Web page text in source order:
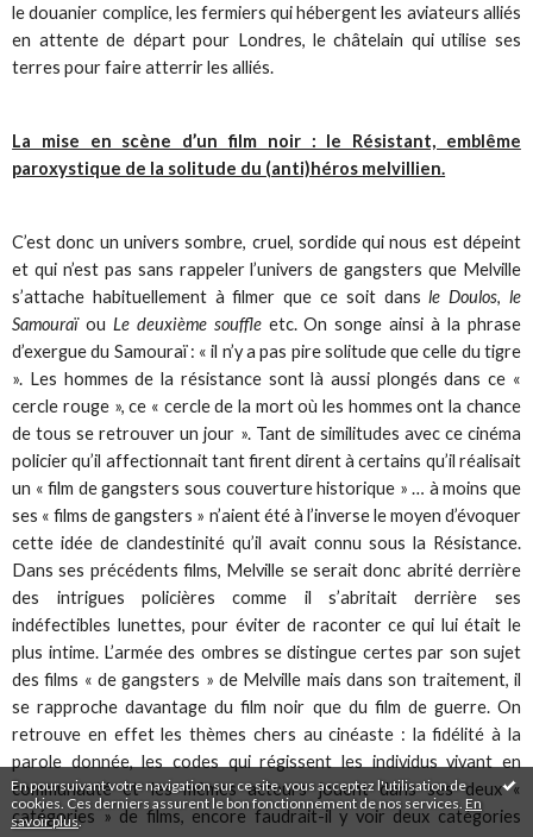
En poursuivant votre navigation sur ce site, vous acceptez l'utilisation de
cookies. Ces derniers assurent le bon fonctionnement de nos services. En
savoir plus.
le douanier complice, les fermiers qui hébergent les aviateurs alliés
en attente de départ pour Londres, le châtelain qui utilise ses
terres pour faire atterrir les alliés.
La mise en scène d’un film noir : le Résistant, emblême
paroxystique de la solitude du (anti)héros melvillien.
C’est donc un univers sombre, cruel, sordide qui nous est dépeint
et qui n’est pas sans rappeler l’univers de gangsters que Melville
s’attache habituellement à filmer que ce soit dansle Doulos, le
Samouraïou Le deuxième souffleetc. On songe ainsi à la phrase
d’exergue du Samouraï : « il n’y a pas pire solitude que celle du tigre
». Les hommes de la résistance sont là aussi plongés dans ce «
cercle rouge », ce « cercle de la mort où les hommes ont la chance
de tous se retrouver un jour ». Tant de similitudes avec ce cinéma
policier qu’il affectionnait tant firent dirent à certains qu’il réalisait
un « film de gangsters sous couverture historique » … à moins que
ses « films de gangsters » n’aient été à l’inverse le moyen d’évoquer
cette idée de clandestinité qu’il avait connu sous la Résistance.
Dans ses précédents films, Melville se serait donc abrité derrière
des intrigues policières comme il s’abritait derrière ses
indéfectibles lunettes, pour éviter de raconter ce qui lui était le
plus intime. L’armée des ombres se distingue certes par son sujet
des films « de gangsters » de Melville mais dans son traitement, il
se rapproche davantage du film noir que du film de guerre. On
retrouve en effet les thèmes chers au cinéaste : la fidélité à la
parole donnée, les codes qui régissent les individus vivant en
communauté et les mêmes acteurs jouent dans ses deux «
catégories » de films, encore faudrait-il y voir deux catégories